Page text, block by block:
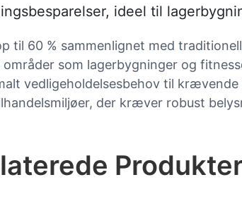
ideel til
60 % sammenlignet med
som lagerbygninger og
vedligeholdelsesbehov til krævende
der kræver robust